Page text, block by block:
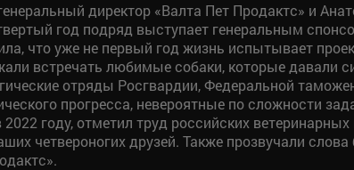
директор «Валта Пет Продактс» и
год подряд выступает генеральным
что уже не первый год жизнь испытывает
встречать любимые собаки, которые давали
отряды Росгвардии, Федеральной
прогресса, невероятные по сложности
году, отметил труд российских ветеринарных
четвероногих друзей. Также прозвучали